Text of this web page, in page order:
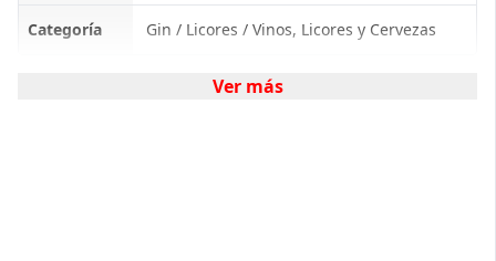
Categoría Gin / Licores / Vinos, Licores y Cervezas
Ver más